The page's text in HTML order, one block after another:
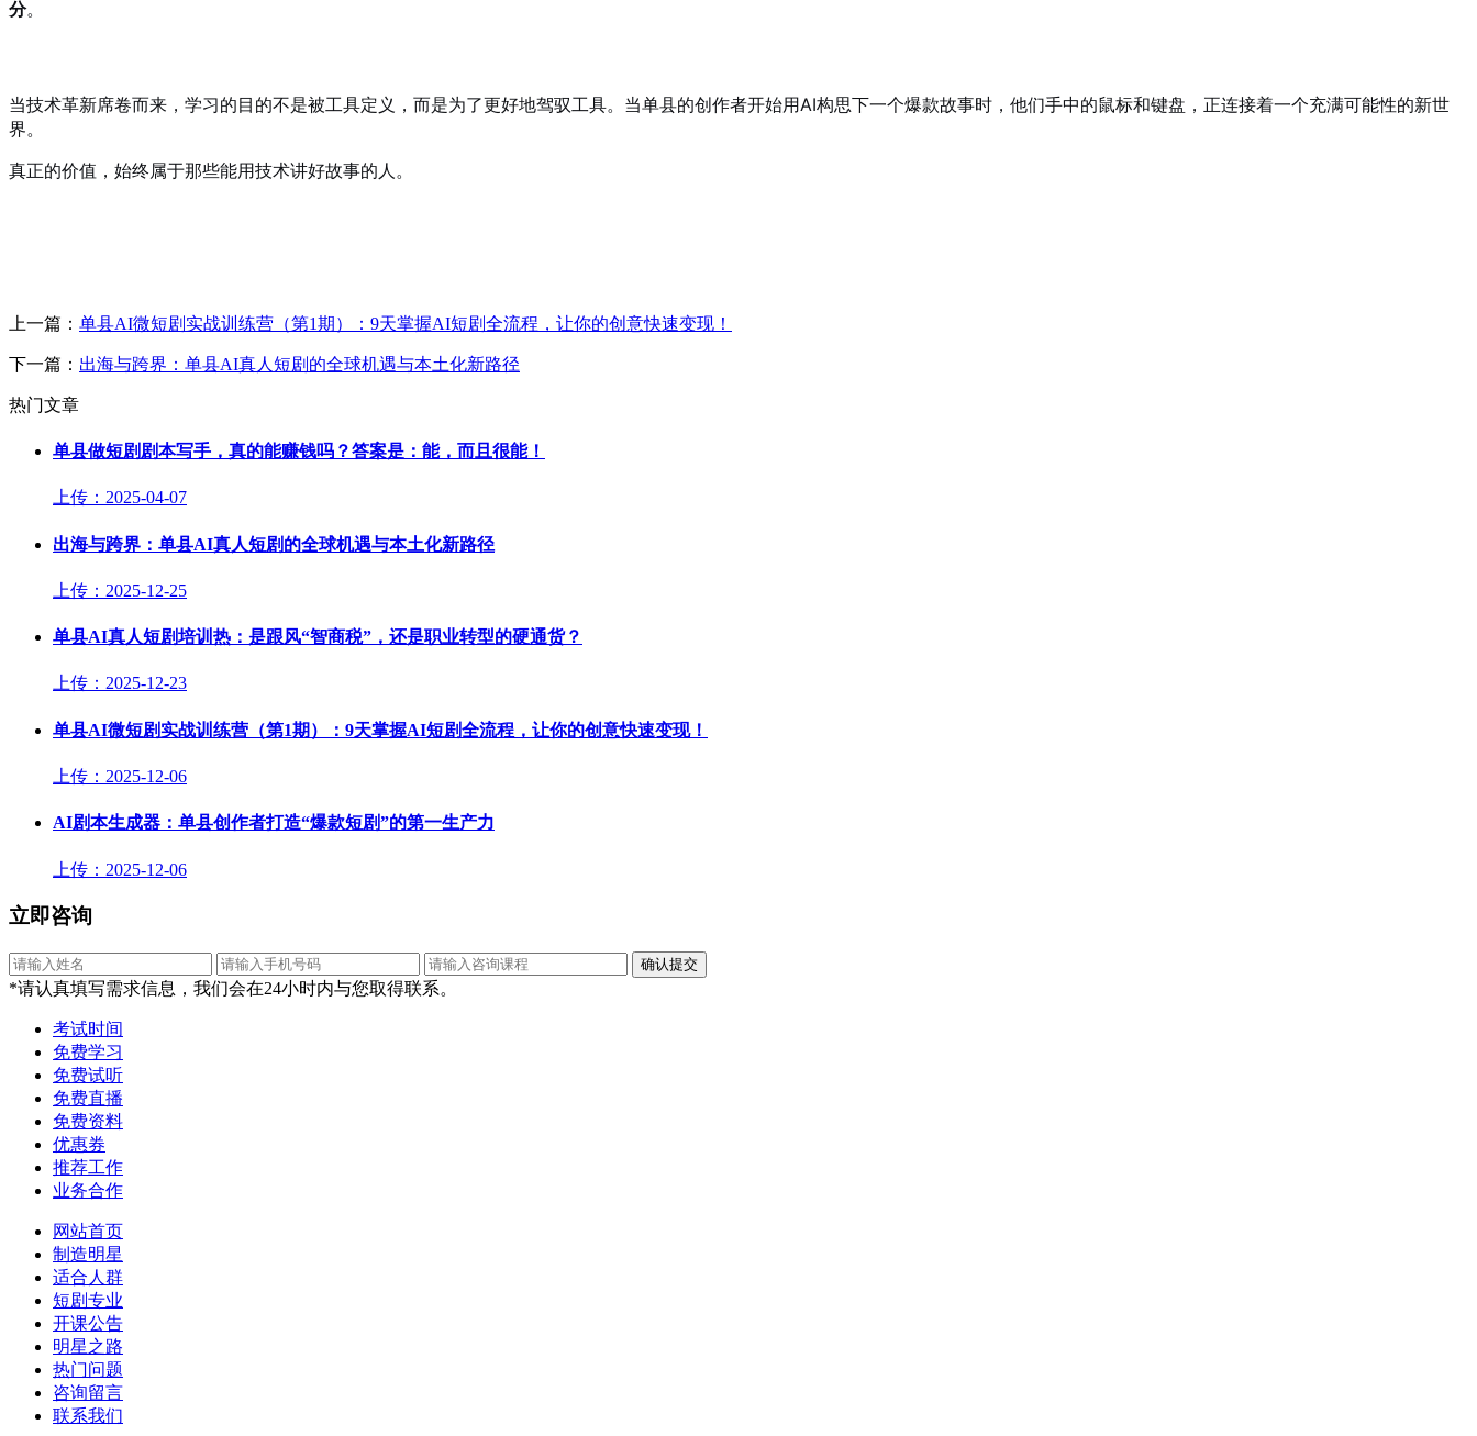
分。
当技术革新席卷而来，学习的目的不是被工具定义，而是为了更好地驾驭工具。当单县的创作者开始用AI构思下一个爆款故事时，他们手中的鼠标和键盘，正连接着一个充满可能性的新世
界。
真正的价值，始终属于那些能用技术讲好故事的人。
上一篇： 单县AI微短剧实战训练营（第1期）：9天掌握AI短剧全流程，让你的创意快速变现！
下一篇： 出海与跨界：单县AI真人短剧的全球机遇与本土化新路径
热门文章
单县做短剧剧本写手，真的能赚钱吗？答案是：能，而且很能！
上传：2025-04-07
出海与跨界：单县AI真人短剧的全球机遇与本土化新路径
上传：2025-12-25
单县AI真人短剧培训热：是跟风“智商税”，还是职业转型的硬通货？
上传：2025-12-23
单县AI微短剧实战训练营（第1期）：9天掌握AI短剧全流程，让你的创意快速变现！
上传：2025-12-06
AI剧本生成器：单县创作者打造“爆款短剧”的第一生产力
上传：2025-12-06
立即咨询
*请认真填写需求信息，我们会在24小时内与您取得联系。
考试时间
免费学习
免费试听
免费直播
免费资料
优惠券
推荐工作
业务合作
网站首页
制造明星
适合人群
短剧专业
开课公告
明星之路
热门问题
咨询留言
联系我们